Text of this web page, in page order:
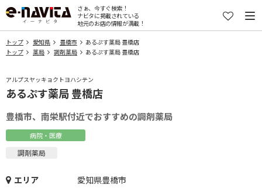
さぁ、今すぐ検索！
ナビタに掲載されている
地元のお店の情報が満載！
トップ 愛知県 豊橋市
あるぷす薬局 豊橋店
トップ
薬局 調剤薬局 あるぷす薬局 豊橋店
アルプスヤッキョクトヨハシテン
あるぷす薬局 豊橋店
豊橋市、南栄駅付近でおすすめの調剤薬局
病院・医療
調剤薬局
エリア
愛知県豊橋市